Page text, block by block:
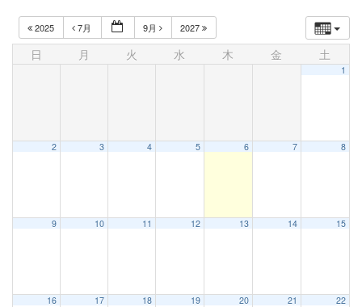
2025 7月 9月 2027
日 月 火 水 木 金 土
1
2 3 4 5 6 7 8
9 10 11 12 13 14 15
16 17 18 19 20 21 22